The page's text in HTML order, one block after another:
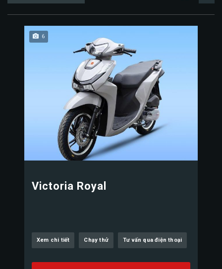
6
Victoria Royal
Xem chi tiết Chạy thử Tư vấn qua điện thoại